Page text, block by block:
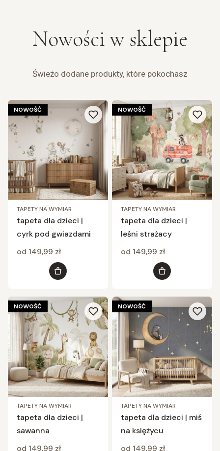
Nowości w sklepie
Świeżo dodane produkty, które pokochasz
NOWOŚĆ
TAPETY NA WYMIAR
tapeta dla dzieci |
cyrk pod gwiazdami
Cena
od 149,99 zł
Zobacz produkt
NOWOŚĆ
TAPETY NA WYMIAR
tapeta dla dzieci |
leśni strażacy
Cena
od 149,99 zł
Zobacz produkt
NOWOŚĆ
TAPETY NA WYMIAR
tapeta dla dzieci |
sawanna
Cena
od 149,99 zł
NOWOŚĆ
TAPETY NA WYMIAR
tapeta dla dzieci | miś
na księżycu
Cena
od 149,99 zł